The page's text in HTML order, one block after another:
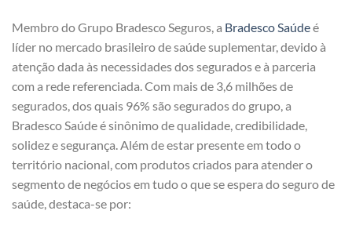
Membro do Grupo Bradesco Seguros, a Bradesco Saúdeé
líder no mercado brasileiro de saúde suplementar, devido à
atenção dada às necessidades dos segurados e à parceria
com a rede referenciada. Com mais de 3,6 milhões de
segurados, dos quais 96% são segurados do grupo, a
Bradesco Saúde é sinônimo de qualidade, credibilidade,
solidez e segurança. Além de estar presente em todo o
território nacional, com produtos criados para atender o
segmento de negócios em tudo o que se espera do seguro de
saúde, destaca-se por: